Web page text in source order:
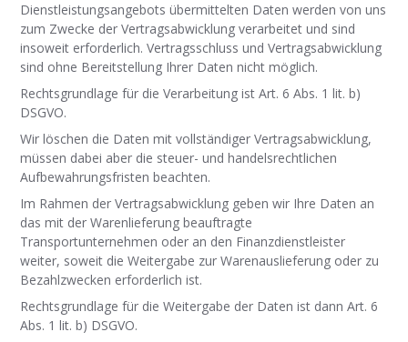
Dienstleistungsangebots übermittelten Daten werden von uns
zum Zwecke der Vertragsabwicklung verarbeitet und sind
insoweit erforderlich. Vertragsschluss und Vertragsabwicklung
sind ohne Bereitstellung Ihrer Daten nicht möglich.
Rechtsgrundlage für die Verarbeitung ist Art. 6 Abs. 1 lit. b)
DSGVO.
Wir löschen die Daten mit vollständiger Vertragsabwicklung,
müssen dabei aber die steuer- und handelsrechtlichen
Aufbewahrungsfristen beachten.
Im Rahmen der Vertragsabwicklung geben wir Ihre Daten an
das mit der Warenlieferung beauftragte
Transportunternehmen oder an den Finanzdienstleister
weiter, soweit die Weitergabe zur Warenauslieferung oder zu
Bezahlzwecken erforderlich ist.
Rechtsgrundlage für die Weitergabe der Daten ist dann Art. 6
Abs. 1 lit. b) DSGVO.